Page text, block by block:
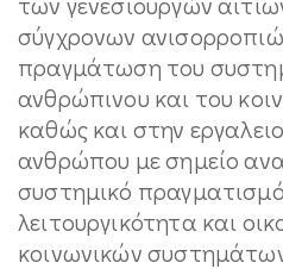
σύγχρονων
πραγμάτωση του
ανθρώπινου και του
καθώς και στην
ανθρώπου με σημείο
συστημικό
λειτουργικότητα και
κοινωνικών